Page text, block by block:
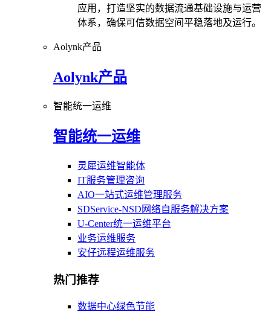
应用，打造坚实的数据流通基础设施与运营
体系，确保可信数据空间平稳落地及运行。
Aolynk产品
Aolynk产品
智能统一运维
智能统一运维
灵犀运维智能体
IT服务管理咨询
AIO一站式运维管理服务
SDService-NSD网络自服务解决方案
U-Center统一运维平台
业务运维服务
安仔远程运维服务
热门推荐
数据中心绿色节能